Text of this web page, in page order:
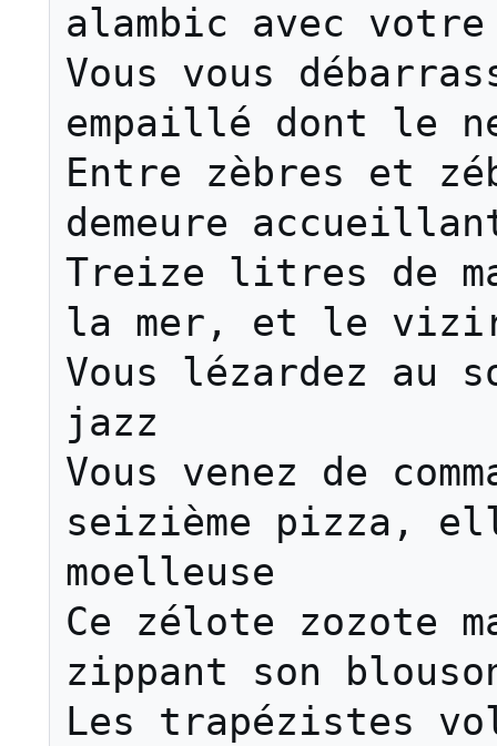
alambic avec votre
Vous vous
empaillé dont le
Entre zèbres et
demeure
Treize litres de
la mer, et le
Vous lézardez au
jazz
Vous venez de
seizième pizza,
moelleuse
Ce zélote zozote
zippant son
Les trapézistes